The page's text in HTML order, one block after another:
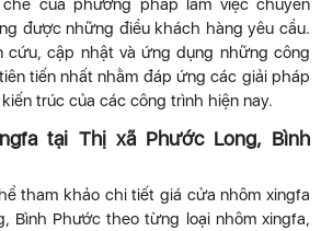
của phương pháp làm việc chuyên
được những điều khách hàng yêu cầu.
cứu, cập nhật và ứng dụng những công
tiến nhất nhằm đáp ứng các giải pháp
trúc của các công trình hiện nay.
tại Thị xã Phước Long, Bình
tham khảo chi tiết giá cửa nhôm xingfa
Bình Phước theo từng loại nhôm xingfa,